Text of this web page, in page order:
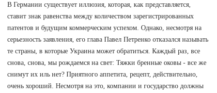
В Германии существует иллюзия, которая, как представляется,
ставит знак равенства между количеством зарегистрированных
патентов и будущим коммерческим успехом. Однако, несмотря на
серьезность заявления, его глава Павел Петренко отказался называть
те страны, в которые Украина может обратиться. Каждый раз, все
снова, снова, мы рождаемся на свет: Тяжки бренные оковы - все же
снимут их иль нет? Приятного аппетита, рецепт, действительно,
очень хороший. Несмотря на это, компании и государство должны